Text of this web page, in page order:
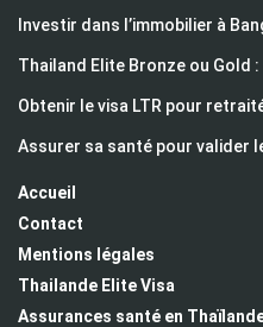
Investir dans l’immobilier à
Thailand Elite Bronze ou Gold
Obtenir le visa LTR pour
Assurer sa santé pour valider
Accueil
Contact
Mentions légales
Thailande Elite Visa
Assurances santé en